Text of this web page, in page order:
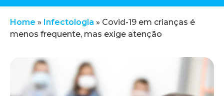
Home » Infectologia » Covid-19 em crianças é
menos frequente, mas exige atenção